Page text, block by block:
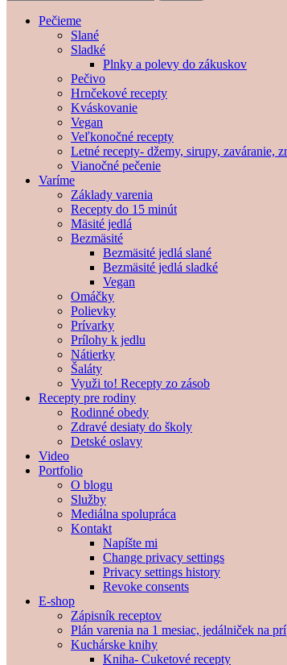
Pečieme
Slané
Sladké
Plnky a polevy do zákuskov
Pečivo
Hrnčekové recepty
Kváskovanie
Vegan
Veľkonočné recepty
Letné recepty- džemy, sirupy, zaváranie,
Vianočné pečenie
Varíme
Základy varenia
Recepty do 15 minút
Mäsité jedlá
Bezmäsité
Bezmäsité jedlá slané
Bezmäsité jedlá sladké
Vegan
Omáčky
Polievky
Prívarky
Prílohy k jedlu
Nátierky
Šaláty
Využi to! Recepty zo zásob
Recepty pre rodiny
Rodinné obedy
Zdravé desiaty do školy
Detské oslavy
Video
Portfolio
O blogu
Služby
Mediálna spolupráca
Kontakt
Napíšte mi
Change privacy settings
Privacy settings history
Revoke consents
E-shop
Zápisník receptov
Plán varenia na 1 mesiac, jedálniček na
Kuchárske knihy
Kniha- Cuketové recepty